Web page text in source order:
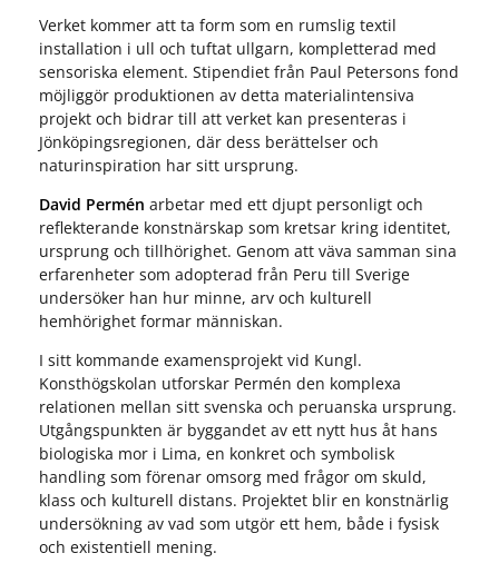
Verket kommer att ta form som en rumslig textil
installation i ull och tuftat ullgarn, kompletterad med
sensoriska element. Stipendiet från Paul Petersons fond
möjliggör produktionen av detta materialintensiva
projekt och bidrar till att verket kan presenteras i
Jönköpingsregionen, där dess berättelser och
naturinspiration har sitt ursprung.
David Permén arbetar med ett djupt personligt och
reflekterande konstnärskap som kretsar kring identitet,
ursprung och tillhörighet. Genom att väva samman sina
erfarenheter som adopterad från Peru till Sverige
undersöker han hur minne, arv och kulturell
hemhörighet formar människan.
I sitt kommande examensprojekt vid Kungl.
Konsthögskolan utforskar Permén den komplexa
relationen mellan sitt svenska och peruanska ursprung.
Utgångspunkten är byggandet av ett nytt hus åt hans
biologiska mor i Lima, en konkret och symbolisk
handling som förenar omsorg med frågor om skuld,
klass och kulturell distans. Projektet blir en konstnärlig
undersökning av vad som utgör ett hem, både i fysisk
och existentiell mening.